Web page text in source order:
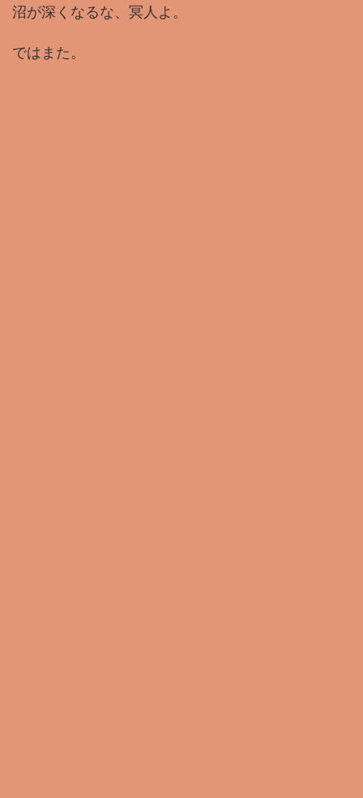
沼が深くなるな、冥人よ。
ではまた。